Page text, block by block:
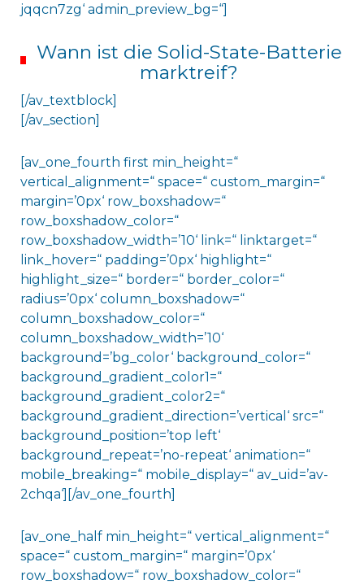
jqqcn7zg‘ admin_preview_bg=“]
Wann ist die Solid-State-Batterie
marktreif?
[/av_textblock]
[/av_section]
[av_one_fourth first min_height=“
vertical_alignment=“ space=“ custom_margin=“
margin=’0px‘ row_boxshadow=“
row_boxshadow_color=“
row_boxshadow_width=’10‘ link=“ linktarget=“
link_hover=“ padding=’0px‘ highlight=“
highlight_size=“ border=“ border_color=“
radius=’0px‘ column_boxshadow=“
column_boxshadow_color=“
column_boxshadow_width=’10‘
background=’bg_color‘ background_color=“
background_gradient_color1=“
background_gradient_color2=“
background_gradient_direction=’vertical‘ src=“
background_position=’top left‘
background_repeat=’no-repeat‘ animation=“
mobile_breaking=“ mobile_display=“ av_uid=’av-
2chqa‘][/av_one_fourth]
[av_one_half min_height=“ vertical_alignment=“
space=“ custom_margin=“ margin=’0px‘
row_boxshadow=“ row_boxshadow_color=“